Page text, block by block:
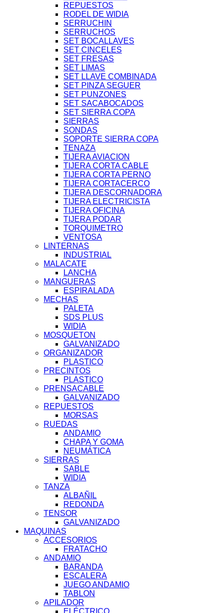
REPUESTOS
RODEL DE WIDIA
SERRUCHIN
SERRUCHOS
SET BOCALLAVES
SET CINCELES
SET FRESAS
SET LIMAS
SET LLAVE COMBINADA
SET PINZA SEGUER
SET PUNZONES
SET SACABOCADOS
SET SIERRA COPA
SIERRAS
SONDAS
SOPORTE SIERRA COPA
TENAZA
TIJERA AVIACION
TIJERA CORTA CABLE
TIJERA CORTA PERNO
TIJERA CORTACERCO
TIJERA DESCORNADORA
TIJERA ELECTRICISTA
TIJERA OFICINA
TIJERA PODAR
TORQUIMETRO
VENTOSA
LINTERNAS
INDUSTRIAL
MALACATE
LANCHA
MANGUERAS
ESPIRALADA
MECHAS
PALETA
SDS PLUS
WIDIA
MOSQUETON
GALVANIZADO
ORGANIZADOR
PLASTICO
PRECINTOS
PLASTICO
PRENSACABLE
GALVANIZADO
REPUESTOS
MORSAS
RUEDAS
ANDAMIO
CHAPA Y GOMA
NEUMÁTICA
SIERRAS
SABLE
WIDIA
TANZA
ALBAÑIL
REDONDA
TENSOR
GALVANIZADO
MAQUINAS
ACCESORIOS
FRATACHO
ANDAMIO
BARANDA
ESCALERA
JUEGO ANDAMIO
TABLON
APILADOR
ELÉCTRICO